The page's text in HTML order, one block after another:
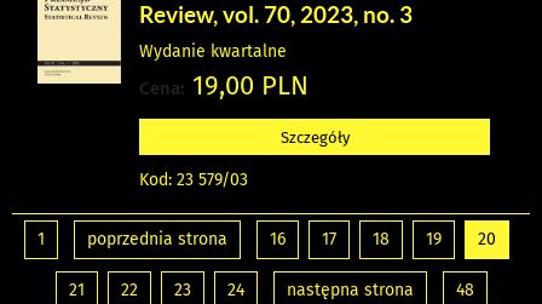
Review, vol. 70, 2023, no. 3
Wydanie kwartalne
Cena: 19,00 PLN
Szczegóły
Kod: 23 579/03
1 poprzednia strona 16 17 18 19 20
21 22 23 24 następna strona 48